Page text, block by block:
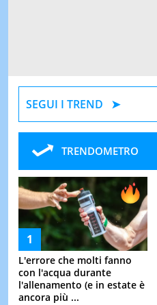
SEGUI I TREND
TRENDOMETRO
L'errore che molti fanno
con l'acqua durante
l'allenamento (e in estate è
ancora più ...